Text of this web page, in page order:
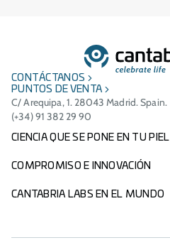
CONTÁCTANOS
PUNTOS DE VENTA
C/ Arequipa, 1. 28043 Madrid. Spain.
(+34) 91 382 29 90
CIENCIA QUE SE PONE EN TU PIEL
Protección solar
Cuidado facial
COMPROMISO E INNOVACIÓN
Tecnologías patentadas
CANTABRIA LABS EN EL MUNDO